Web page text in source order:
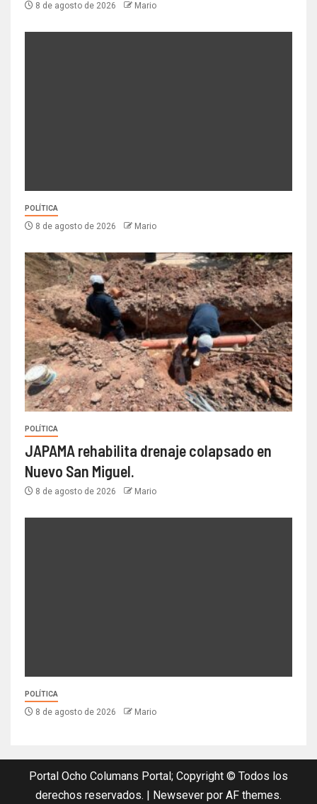
8 de agosto de 2026 Mario
POLÍTICA
8 de agosto de 2026 Mario
POLÍTICA
JAPAMA rehabilita drenaje colapsado en
Nuevo San Miguel.
8 de agosto de 2026 Mario
POLÍTICA
8 de agosto de 2026 Mario
Portal Ocho Columans Portal; Copyright © Todos los
derechos reservados.
Newsever por AF themes.